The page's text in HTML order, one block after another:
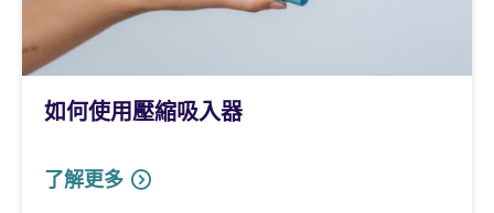
如何使用壓縮吸入器
了解更多